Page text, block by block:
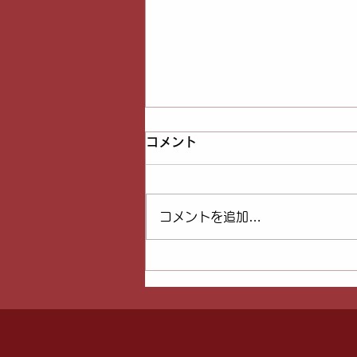
Asuca正規代理店の選び方｜
コメント
コメントを追加…